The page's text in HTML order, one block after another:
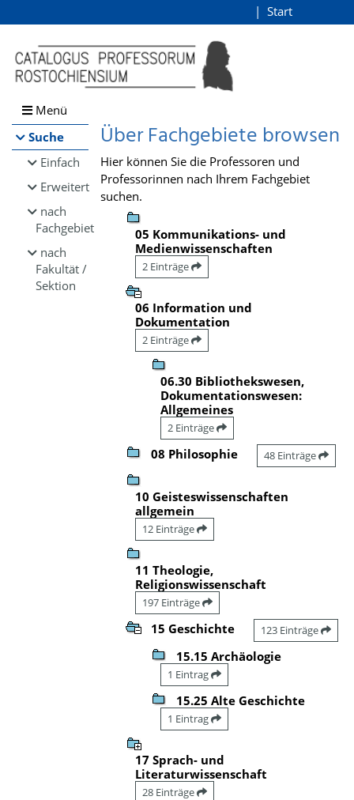
Browsen
direkt zum Inhalt
Start
Menü
Suche
Einfach
Erweitert
nach
Fachgebiet
nach
Fakultät /
Sektion
Über Fachgebiete browsen
Hier können Sie die Professoren und
Professorinnen nach Ihrem Fachgebiet
suchen.
05 Kommunikations- und
Medienwissenschaften
2 Einträge
06 Information und
Dokumentation
2 Einträge
06.30 Bibliothekswesen,
Dokumentationswesen:
Allgemeines
2 Einträge
08 Philosophie 48 Einträge
10 Geisteswissenschaften
allgemein
12 Einträge
11 Theologie,
Religionswissenschaft
197 Einträge
15 Geschichte 123 Einträge
15.15 Archäologie
1 Eintrag
15.25 Alte Geschichte
1 Eintrag
17 Sprach- und
Literaturwissenschaft
28 Einträge